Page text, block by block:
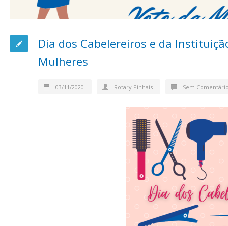
Dia dos Cabelereiros e da
Mulheres
03/11/2020 Rotary Pinhais Sem